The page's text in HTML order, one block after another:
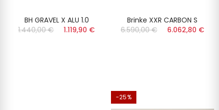
BH GRAVEL X ALU 1.0
1.440,00 €
1.119,90 €
Brinke XXR CARBON S
6.590,00 €
6.062,80 €
-25%